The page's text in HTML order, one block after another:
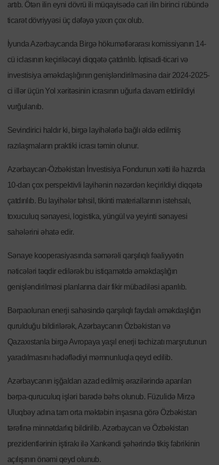
artıb. Ötən ilin eyni dövrü ili müqayisədə cari ilin birinci rübündə
ticarət dövriyyəsi üç dəfəyə yaxın çox olub.
İyunda Azərbaycanda Birgə hökumətlərarası komissiyanın 14-
cü iclasının keçiriləcəyi diqqətə çatdırılıb. İqtisadi-ticari və
investisiya əməkdaşlığının genişləndirilməsinə dair 2024-2025-
ci illər üçün Yol xəritəsinin icrasının uğurla davam etdirildiyi
vurğulanıb.
Sevindirici haldır ki, birgə layihələrlə bağlı əldə edilmiş
razılaşmaların praktiki icrası təmin olunur.
Azərbaycan-Özbəkistan İnvestisiya Fondunun xətti ilə hazırda
10-dan çox perspektivli layihənin nəzərdən keçirildiyi diqqətə
çatdırılıb. Bu layihələr təhsil, tikinti materiallarının istehsalı,
toxuculuq sənayesi, logistika, yüngül və yeyinti sənayesi
sahələrini əhatə edir.
Sənaye kooperasiyasında səmərəli qarşılıqlı fəaliyyətin
nəticələri təqdir edilərək bu istiqamətdə əməkdaşlığın
genişləndirilməsi planlarına dair fikir mübadiləsi aparılıb.
Bərpaolunan enerji sahəsində qarşılıqlı faydalı əməkdaşlığın
qurulduğu bildirilərək, Azərbaycanın Özbəkistan və
Qazaxıstanla birgə Avropaya yaşıl enerji təchizatı marşrutunun
yaradılmasını hədəflədiyi məmnunluqla qeyd edilib.
Azərbaycanın işğaldan azad edilmiş ərazilərində aparılan
bərpa-quruculuq işləri barədə bəhs olunub. Füzulidə Mirzə
Uluqbəy adına tam orta məktəbin inşasına görə Özbəkistan
tərəfinə minnətdarlıq bildirilib. Azərbaycan və Özbəkistan
prezidentlərinin iştirakı ilə Xankəndi şəhərində tikiş fabrikinin
açılışının önəmi qeyd olunub.